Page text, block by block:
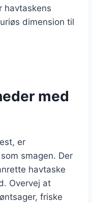
havtaskens
dimension til
med
er
smagen. Der
havtaske
Overvej at
friske